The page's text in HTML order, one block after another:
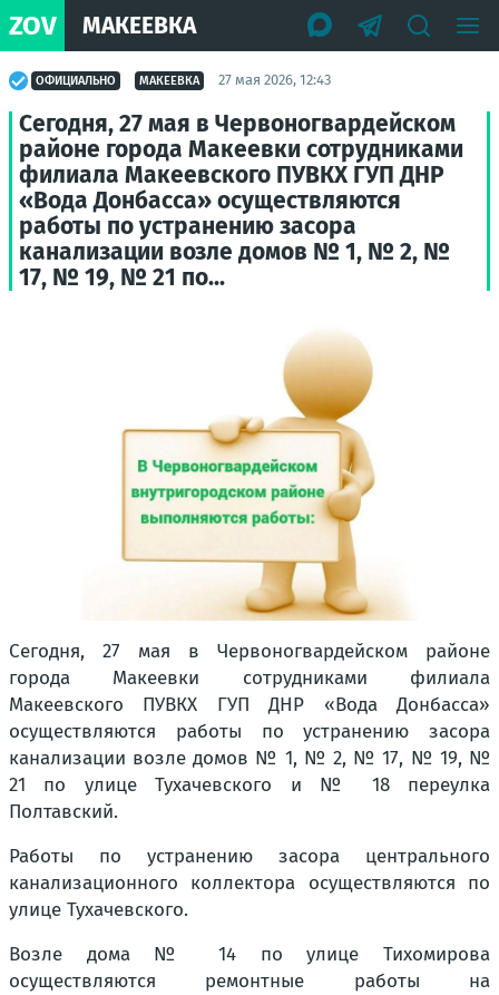
ZOV МАКЕЕВКА
ОФИЦИАЛЬНО МАКЕЕВКА 27 мая 2026, 12:43
Сегодня, 27 мая в Червоногвардейском
районе города Макеевки сотрудниками
филиала Макеевского ПУВКХ ГУП ДНР
«Вода Донбасса» осуществляются
работы по устранению засора
канализации возле домов № 1, № 2, №
17, № 19, № 21 по...
Сегодня, 27 мая в Червоногвардейском районе
города Макеевки сотрудниками филиала
Макеевского ПУВКХ ГУП ДНР «Вода Донбасса»
осуществляются работы по устранению засора
канализации возле домов № 1, № 2, № 17, № 19, №
21 по улице Тухачевского и № 18 переулка
Полтавский.
Работы по устранению засора центрального
канализационного коллектора осуществляются по
улице Тухачевского.
Возле дома № 14 по улице Тихомирова
осуществляются ремонтные работы на